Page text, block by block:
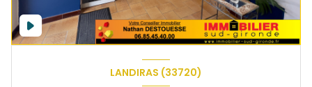
LANDIRAS (33720)